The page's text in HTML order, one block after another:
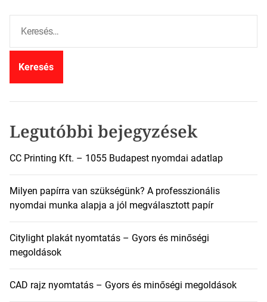
r
Legutóbbi bejegyzések
CC Printing Kft. – 1055 Budapest nyomdai adatlap
Milyen papírra van szükségünk? A professzionális
nyomdai munka alapja a jól megválasztott papír
Citylight plakát nyomtatás – Gyors és minőségi
megoldások
CAD rajz nyomtatás – Gyors és minőségi megoldások